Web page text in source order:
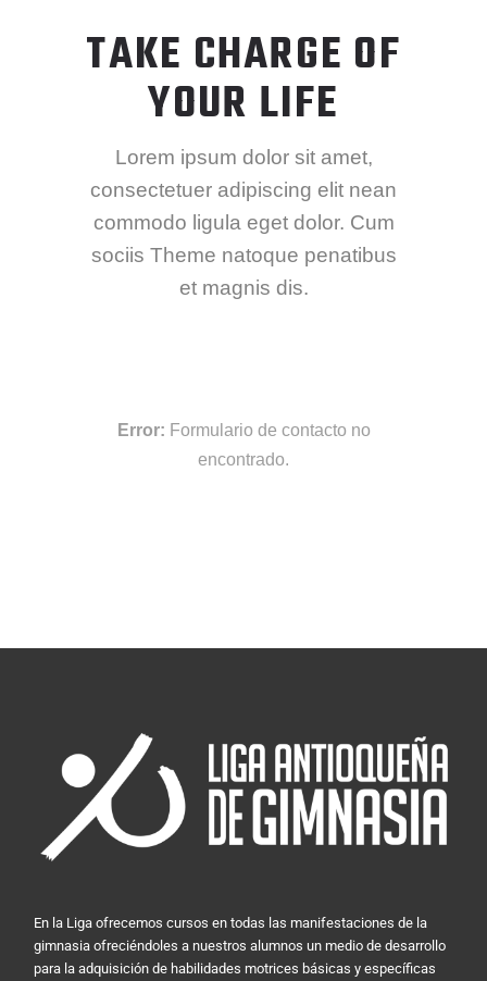
TAKE CHARGE OF
YOUR LIFE
Lorem ipsum dolor sit amet,
consectetuer adipiscing elit nean
commodo ligula eget dolor. Cum
sociis Theme natoque penatibus
et magnis dis.
Error: Formulario de contacto no
encontrado.
En la Liga ofrecemos cursos en todas las manifestaciones de la
gimnasia ofreciéndoles a nuestros alumnos un medio de desarrollo
para la adquisición de habilidades motrices básicas y específicas